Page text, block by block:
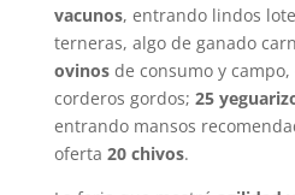
vacunos, entrando lindos
terneras, algo de ganado
ovinosde consumo y campo,
corderos gordos; 25
entrando mansos
oferta 20 chivos.